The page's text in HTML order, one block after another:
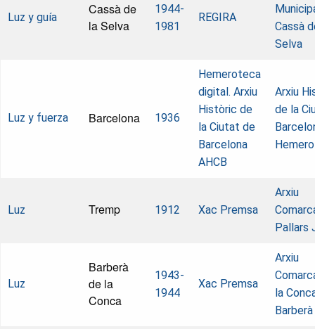
Luz y guía
Cassà de
la Selva
1944-
1981
REGIRA
Cassà
Selva
Luz y fuerza Barcelona 1936
Hemeroteca
digital. Arxiu
Històric de
la Ciutat de
Barcelona
AHCB
Arxiu
de la
Luz Tremp 1912 Xac Premsa
Arxiu
Pallars
Luz
Barberà
de la
Conca
1943-
1944
Xac Premsa
Arxiu
la
Barberà